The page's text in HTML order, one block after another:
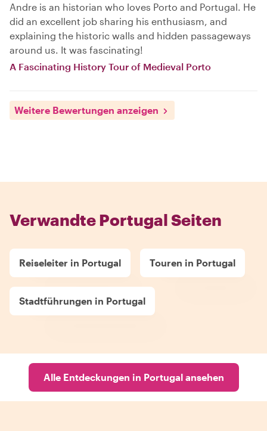
Andre is an historian who loves Porto and Portugal. He
did an excellent job sharing his enthusiasm, and
explaining the historic walls and hidden passageways
around us. It was fascinating!
A Fascinating History Tour of Medieval Porto
Weitere Bewertungen anzeigen
Verwandte Portugal Seiten
Reiseleiter in Portugal Touren in Portugal
Stadtführungen in Portugal
Alle Entdeckungen in Portugal ansehen